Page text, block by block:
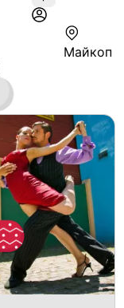
Майкоп